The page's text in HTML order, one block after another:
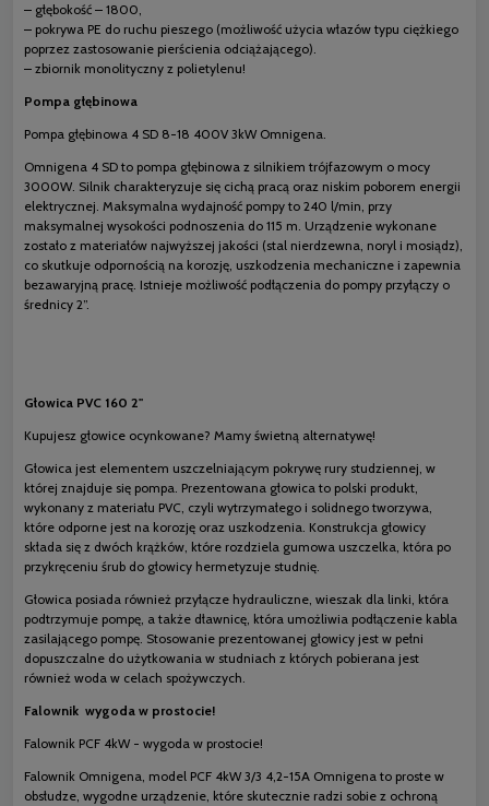
– głębokość – 1800,
– pokrywa PE do ruchu pieszego (możliwość użycia włazów typu ciężkiego
poprzez zastosowanie pierścienia odciążającego).
– zbiornik monolityczny z polietylenu!
Pompa głębinowa
Pompa głębinowa 4 SD 8-18 400V 3kW Omnigena.
Omnigena 4 SD to pompa głębinowa z silnikiem trójfazowym o mocy
3000W. Silnik charakteryzuje się cichą pracą oraz niskim poborem energii
elektrycznej. Maksymalna wydajność pompy to 240 l/min, przy
maksymalnej wysokości podnoszenia do 115 m. Urządzenie wykonane
zostało z materiałów najwyższej jakości (stal nierdzewna, noryl i mosiądz),
co skutkuje odpornością na korozję, uszkodzenia mechaniczne i zapewnia
bezawaryjną pracę. Istnieje możliwość podłączenia do pompy przyłączy o
średnicy 2”.
Głowica PVC 160 2''
Kupujesz głowice ocynkowane? Mamy świetną alternatywę!
Głowica jest elementem uszczelniającym pokrywę rury studziennej, w
której znajduje się pompa. Prezentowana głowica to polski produkt,
wykonany z materiału PVC, czyli wytrzymałego i solidnego tworzywa,
które odporne jest na korozję oraz uszkodzenia. Konstrukcja głowicy
składa się z dwóch krążków, które rozdziela gumowa uszczelka, która po
przykręceniu śrub do głowicy hermetyzuje studnię.
Głowica posiada również przyłącze hydrauliczne, wieszak dla linki, która
podtrzymuje pompę, a także dławnicę, która umożliwia podłączenie kabla
zasilającego pompę. Stosowanie prezentowanej głowicy jest w pełni
dopuszczalne do użytkowania w studniach z których pobierana jest
również woda w celach spożywczych.
Falownik wygoda w prostocie!
Falownik PCF 4kW - wygoda w prostocie!
Falownik Omnigena, model PCF 4kW 3/3 4,2-15A Omnigena to proste w
obsłudze, wygodne urządzenie, które skutecznie radzi sobie z ochroną